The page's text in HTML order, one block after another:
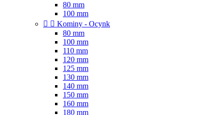
80 mm
100 mm
  Kominy - Ocynk
80 mm
100 mm
110 mm
120 mm
125 mm
130 mm
140 mm
150 mm
160 mm
180 mm